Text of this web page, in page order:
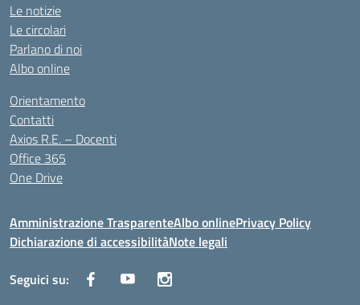
Le notizie
Le circolari
Parlano di noi
Albo online
Orientamento
Contatti
Axios R.E. – Docenti
Office 365
One Drive
Amministrazione TrasparenteAlbo onlinePrivacy Policy
Dichiarazione di accessibilitàNote legali
Seguici su: